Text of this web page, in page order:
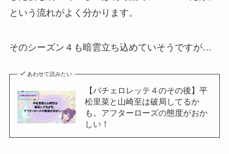
という流れがよく分かります。
そのシーズン４も暗雲立ち込めていそうですが…
あわせて読みたい
【バチェロレッテ４のその後】平
松里菜と山崎至は破局してるか
も。アフターローズの態度がおか
しい！